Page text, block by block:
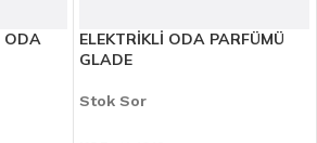
ODA
ELEKTRİKLİ ODA PARFÜMÜ
GLADE
Stok Sor